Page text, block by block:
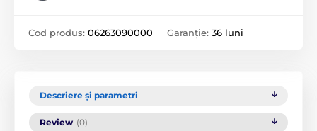
Cod produs: 06263090000 Garanție: 36 luni
Descriere și parametri
Review (0)